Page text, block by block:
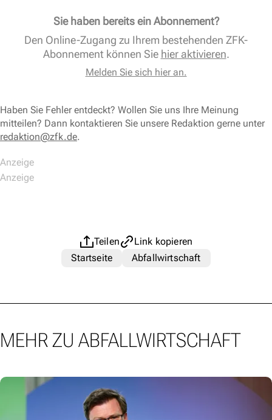
Sie haben bereits ein Abonnement?
Den Online-Zugang zu Ihrem bestehenden ZFK-
Abonnement können Sie hier aktivieren.
Melden Sie sich hier an.
Haben Sie Fehler entdeckt? Wollen Sie uns Ihre Meinung
mitteilen? Dann kontaktieren Sie unsere Redaktion gerne unter
redaktion@zfk.de.
Teilen
Link kopieren
Startseite
Abfallwirtschaft
MEHR ZU ABFALLWIRTSCHAFT